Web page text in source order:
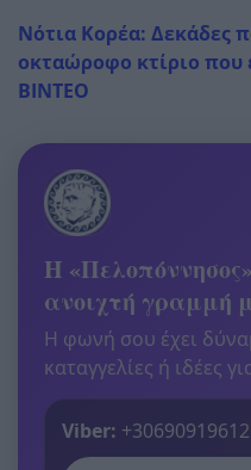
Νότια Κορέα: Δεκάδες
οκταώροφο κτίριο
ΒΙΝΤΕΟ
Η
ανοιχτή γραμμή
Η φωνή σου έχει
καταγγελίες ή ιδέες
Viber: